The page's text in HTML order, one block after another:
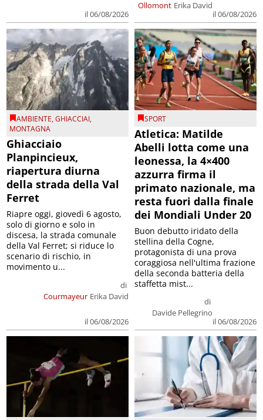
il 06/08/2026
Ollomont Erika David
il 06/08/2026
AMBIENTE,GHIACCIAI,
MONTAGNA
Ghiacciaio
Planpincieux,
riapertura diurna
della strada della Val
Ferret
Courmayeur
di
Erika David
il 06/08/2026
Riapre oggi, giovedì 6 agosto,
solo di giorno e solo in
discesa, la strada comunale
della Val Ferret; si riduce lo
scenario di rischio, in
movimento u...
SPORT
Atletica: Matilde
Abelli lotta come una
leonessa, la 4×400
azzurra firma il
primato nazionale, ma
resta fuori dalla finale
dei Mondiali Under 20
di
Davide Pellegrino
il 06/08/2026
Buon debutto iridato della
stellina della Cogne,
protagonista di una prova
coraggiosa nell'ultima frazione
della seconda batteria della
staffetta mist...